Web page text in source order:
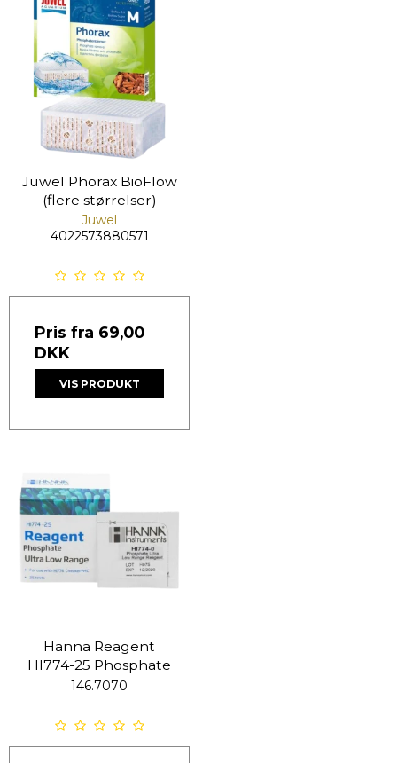
Juwel Phorax BioFlow
(flere størrelser)
Juwel
4022573880571
Pris fra 69,00
DKK
VIS PRODUKT
Hanna Reagent
HI774-25 Phosphate
146.7070